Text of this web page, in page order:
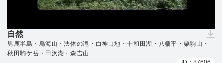
自然
（ダウンロードできません）
男鹿半島・鳥海山・法体の滝・白神山地・十和田湖・八幡平・栗駒山・
秋田駒ケ岳・田沢湖・森吉山